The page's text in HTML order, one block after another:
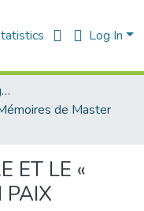
Log In
Faculté des langues étrangères
de Master
ET LE «
PAIX